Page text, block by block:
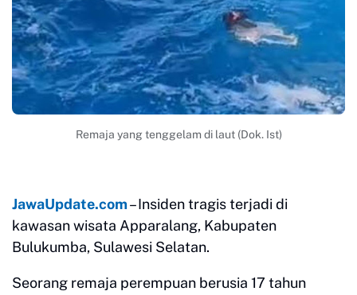
Remaja yang tenggelam di laut (Dok. Ist)
JawaUpdate.com– Insiden tragis terjadi di
kawasan wisata Apparalang, Kabupaten
Bulukumba, Sulawesi Selatan.
Seorang remaja perempuan berusia 17 tahun